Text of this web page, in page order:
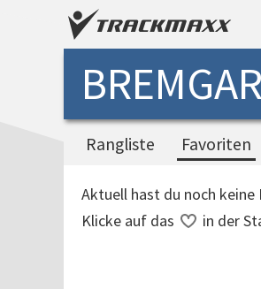
Rangliste Favoriten
Aktuell hast du noch
Klicke auf das
in der